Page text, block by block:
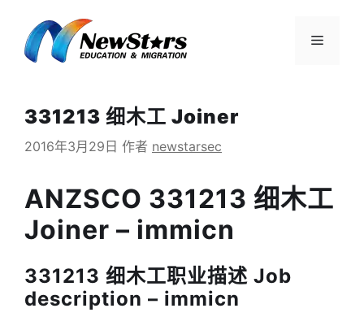
菜
331213 细木工 Joiner
2016年3月29日 作者 newstarsec
ANZSCO 331213 细木工
Joiner – immicn
331213 细木工职业描述 Job
description – immicn